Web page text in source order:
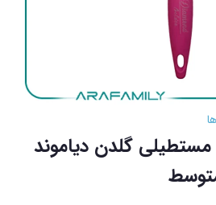
گلدن دیاموند